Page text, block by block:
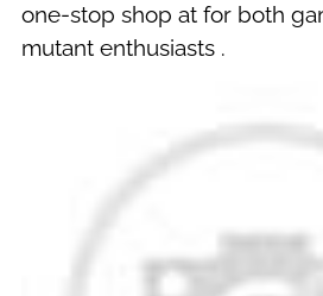
one-stop shop at for both
mutant enthusiasts .